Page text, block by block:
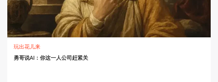
玩出花儿来
勇哥说AI：你这一人公司赶紧关